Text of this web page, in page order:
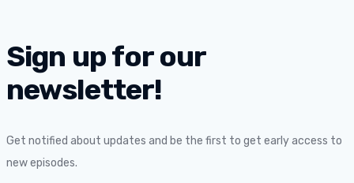
Sign up for our
newsletter!
Get notified about updates and be the first to get early access to
new episodes.